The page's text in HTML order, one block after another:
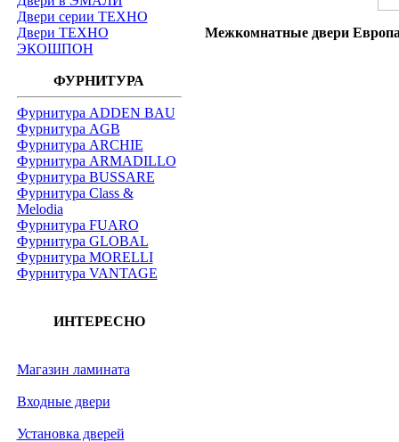
Двери серии ТЕХНО
Двери ТЕХНО
ЭКОШПОН
ФУРНИТУРА
Фурнитура ADDEN BAU
Фурнитура AGB
Фурнитура ARCHIE
Фурнитура ARMADILLO
Фурнитура BUSSARE
Фурнитура Class &
Melodia
Фурнитура FUARO
Фурнитура GLOBAL
Фурнитура MORELLI
Фурнитура VANTAGE
ИНТЕРЕСНО
Магазин ламината
Входные двери
Установка дверей
Межкомнатные двери